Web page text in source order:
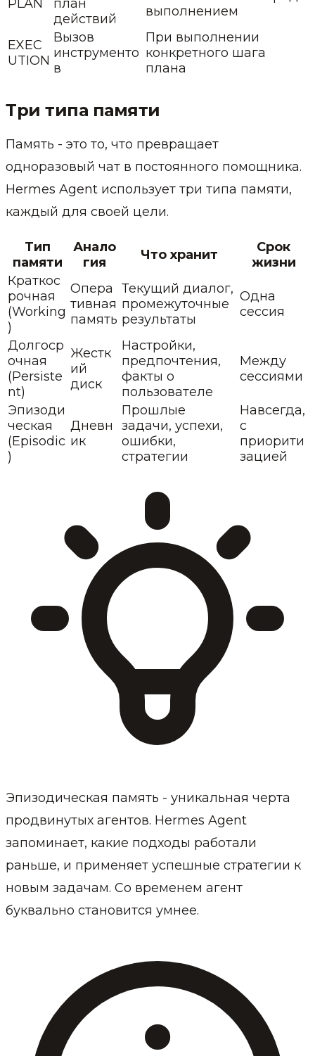
PLAN
план
действий
выполнением
EXEC
UTION
Вызов
инструменто
в
При выполнении
конкретного шага
плана
Три типа памяти
Память - это то, что превращает
одноразовый чат в постоянного помощника.
Hermes Agent использует три типа памяти,
каждый для своей цели.
Тип
памяти
Анало
гия
Что хранит
Срок
жизни
Краткос
рочная
(Working
)
Опера
тивная
память
Текущий диалог,
промежуточные
результаты
Одна
сессия
Долгоср
очная
(Persiste
nt)
Жестк
ий
диск
Настройки,
предпочтения,
факты о
пользователе
Между
сессиями
Эпизоди
ческая
(Episodic
)
Дневн
ик
Прошлые
задачи, успехи,
ошибки,
стратегии
Навсегда,
с
приорити
зацией
Эпизодическая память - уникальная черта
продвинутых агентов. Hermes Agent
запоминает, какие подходы работали
раньше, и применяет успешные стратегии к
новым задачам. Со временем агент
буквально становится умнее.